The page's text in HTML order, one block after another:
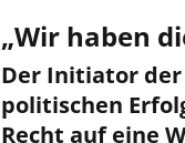
„Wir haben
Der Initiator der
politischen
Recht auf eine